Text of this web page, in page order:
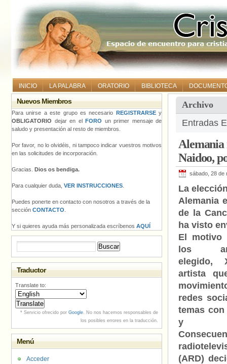
INICIO LA PALABRA ORATORIO BIBLIOTECA
Archivo
Entradas
Alemania
Naidoo,
sábado, 28 de
La
Alemania
de la
ha visto
El motivo
los
elegido,
artista
redes
temas
y
(ARD)
Nuevos Miembros
Para unirse a este grupo es necesario REGISTRARSEy
OBLIGATORIO dejar en el FORO un primer mensaje de
saludo y presentación al resto de miembros.
Por favor, no lo olvidéis, ni tampoco indicar vuestros motivos
en las solicitudes de incorporación.
Gracias. Dios os bendiga.
Para cualquier duda, VER INSTRUCCIONES
Puedes ponerte en contacto con nosotros a través de la
sección CONTACTO
Y si quieres ayuda más personalizada escríbenos AQUÍ
Traductor
Translate to:
* Servicio ofrecido por Google. No nos hacemos responsables de
los posibles errores en la traducción.
Menú
Acceder